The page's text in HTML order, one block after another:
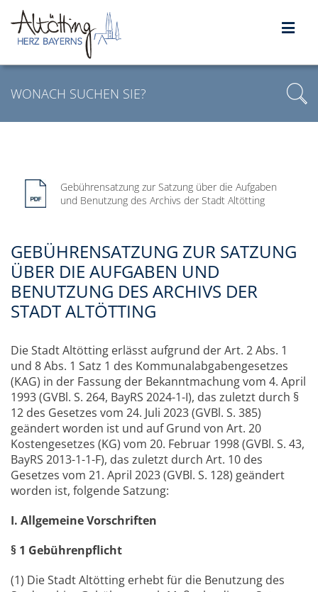
Gebührensatzung zur Satzung über die Aufgaben
und Benutzung des Archivs der Stadt Altötting
GEBÜHRENSATZUNG ZUR SATZUNG
ÜBER DIE AUFGABEN UND
BENUTZUNG DES ARCHIVS DER
STADT ALTÖTTING
Die Stadt Altötting erlässt aufgrund der Art. 2 Abs. 1
und 8 Abs. 1 Satz 1 des Kommunalabgabengesetzes
(KAG) in der Fassung der Bekanntmachung vom 4. April
1993 (GVBl. S. 264, BayRS 2024-1-I), das zuletzt durch §
12 des Gesetzes vom 24. Juli 2023 (GVBl. S. 385)
geändert worden ist und auf Grund von Art. 20
Kostengesetzes (KG) vom 20. Februar 1998 (GVBl. S. 43,
BayRS 2013-1-1-F), das zuletzt durch Art. 10 des
Gesetzes vom 21. April 2023 (GVBl. S. 128) geändert
worden ist, folgende Satzung:
I. Allgemeine Vorschriften
§ 1 Gebührenpflicht
(1) Die Stadt Altötting erhebt für die Benutzung des